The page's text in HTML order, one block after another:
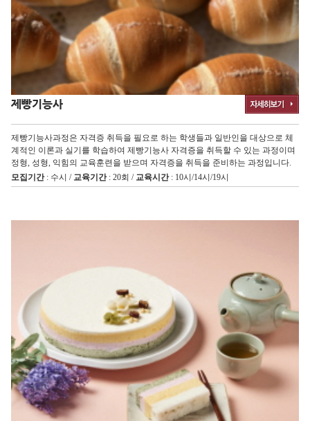
제빵기능사
제빵기능사과정은 자격증 취득을 필요로 하는 학생들과 일반인을 대상으로 체
계적인 이론과 실기를 학습하여 제빵기능사 자격증을 취득할 수 있는 과정이며
정형, 성형, 익힘의 교육훈련을 받으며 자격증을 취득을 준비하는 과정입니다.
모집기간: 수시 / 교육기간: 20회 / 교육시간: 10시/14시/19시